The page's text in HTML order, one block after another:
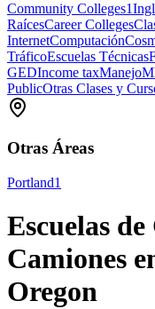
Community Colleges1
RaícesCareer Colleges
InternetComputación
TráficoEscuelas Técnicas
GEDIncome taxManejo
PublicOtras Clases y
Otras Áreas
Portland1
Escuelas
Camiones
Oregon